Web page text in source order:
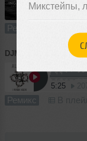
Микстейпы,
Ремикс
DJMIXCHILE Alesso feat.
5:25
Ремикс